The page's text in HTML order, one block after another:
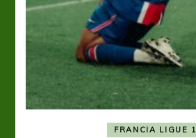
FRANCIA LIGUE 1